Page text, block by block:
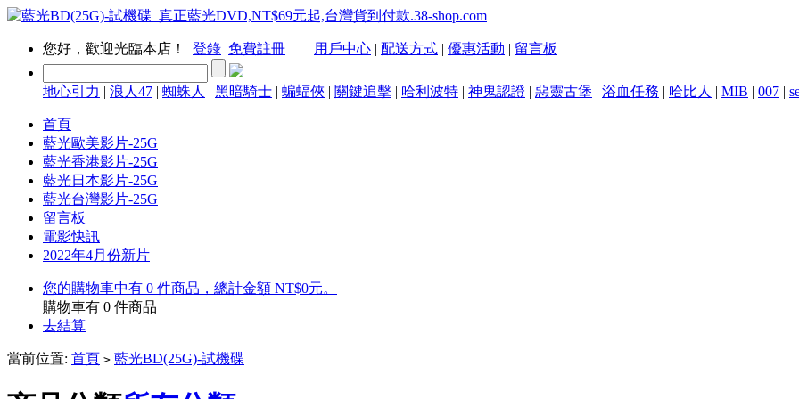
您好，歡迎光臨本店！ 登錄 免費註冊 用戶中心 | 配送方式 | 優惠活動 | 留言板
地心引力 | 浪人47 | 蜘蛛人 | 黑暗騎士 | 蝙蝠俠 | 關鍵追擊 | 哈利波特 | 神鬼認證 | 惡靈古堡 | 浴血任務 | 哈比人 | MIB | 007 |
首頁
藍光歐美影片-25G
藍光香港影片-25G
藍光日本影片-25G
藍光台灣影片-25G
留言板
電影快訊
2022年4月份新片
您的購物車中有 0 件商品，總計金額 NT$0元。
購物車有 0 件商品
去結算
當前位置: 首頁 > 藍光BD(25G)-試機碟